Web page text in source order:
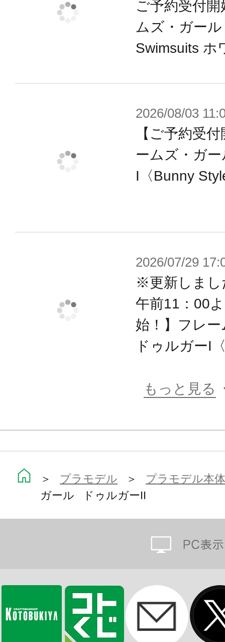
・腰布が付属。金模様は付属のマー
・専用武器として、大剣の「ベルン
・大剣「ベルングルスト」は2つに
追加刀身を付けて長剣「ハジット」
・「エイミングジャマー」は基部パ
ングモードを表現。
・ランス型の武器「ヘイルラング」
・増加装甲パーツは3mm径ジョイ
本フォルム以外にも様々な取り付け
・瞳や模様の金マーキングなどのデ
・簡易丸形ベース付属。接続部は上
・太もも用オプションジョイントパ
グが可能。
・PVC製の手首が左右それぞれ５種
既存のフレームアームズ・ガールシ
・腕、足に配置された3mm径の穴に
【フレームアームズ・ガール（FAガ
ご予約受付
ムズ・ガー
Swimsuits ホ
2026/08/03
【ご予約受
ームズ・ガ
I〈Bunny
2026/07/29
※更新しま
午前11：00
始！】フレ
ドゥルガーI
もっと見る
＞ プラモデル ＞ プラモデル本体
ガール ドゥルガーII